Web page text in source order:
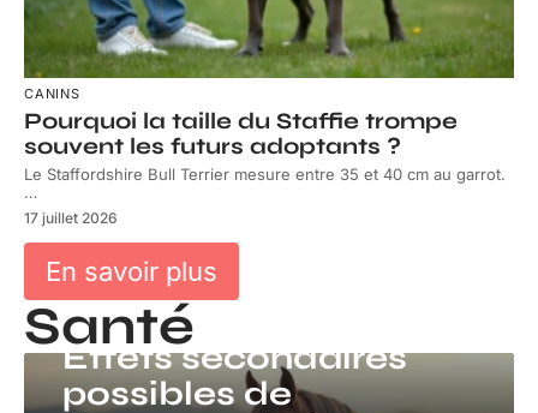
CANINS
Pourquoi la taille du Staffie trompe
souvent les futurs adoptants ?
Le Staffordshire Bull Terrier mesure entre 35 et 40 cm au garrot.
…
17 juillet 2026
En savoir plus
Santé
SANTÉ
Effets secondaires
possibles de